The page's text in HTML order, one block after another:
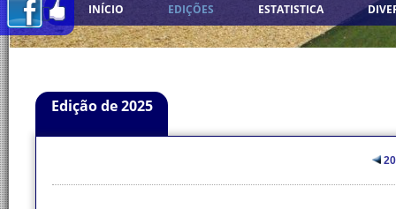
INÍCIO EDIÇÕES ESTATISTICA
Edição de 2025